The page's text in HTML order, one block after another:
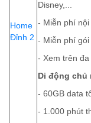
Home
Đỉnh 2
Disney,...
- Miễn phí nội
- Miễn phí gói
- Xem trên
Di động chủ
- 60GB data
- 1.000 phút